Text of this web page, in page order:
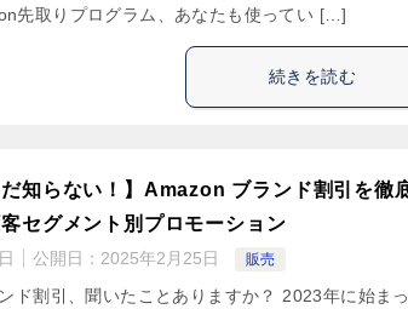
先取りプログラム、あなたも使ってい […]
続きを読む
だ知らない！】Amazon ブランド割引を徹
セグメント別プロモーション
公開日： 2025年2月25日 販売
ド割引、聞いたことありますか？ 2023年に始ま